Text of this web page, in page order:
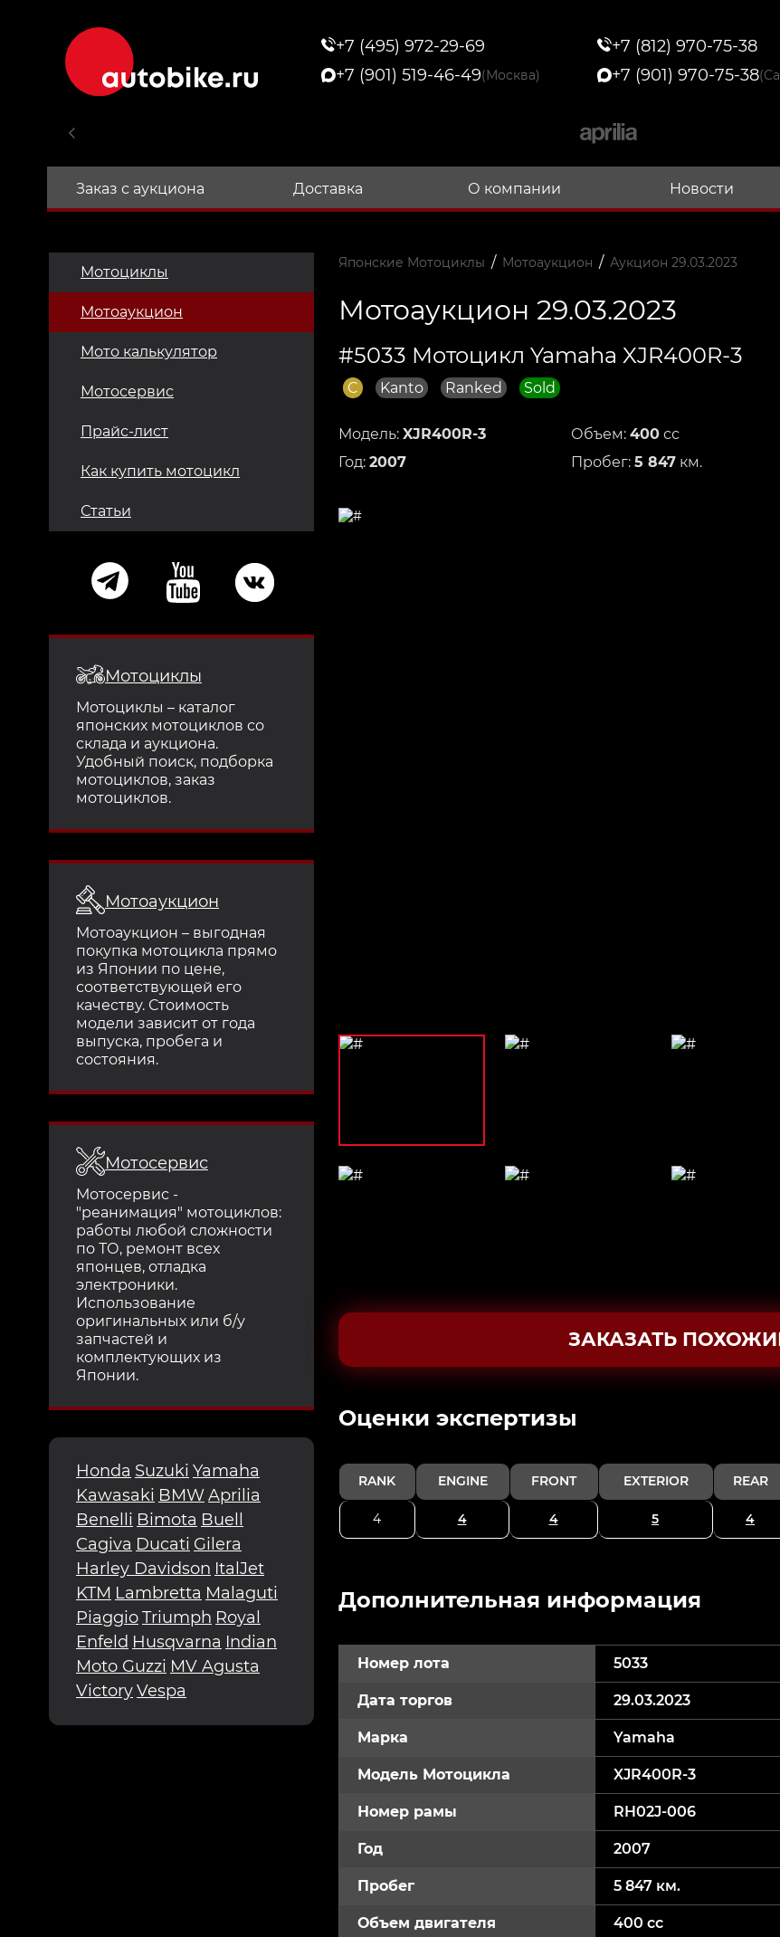
+7 (495) 972-29-69
+7 (901) 519-46-49(Москва)
+7 (812) 970-75-38
+7 (901) 970-75-38
Заказ с аукциона Доставка О компании Новости
Мотоциклы
Мотоаукцион
Мото калькулятор
Мотосервис
Прайс-лист
Как купить мотоцикл
Статьи
Мотоциклы
Мотоциклы – каталог
японских мотоциклов со
склада и аукциона.
Удобный поиск, подборка
мотоциклов, заказ
мотоциклов.
Мотоаукцион
Мотоаукцион – выгодная
покупка мотоцикла прямо
из Японии по цене,
соответствующей его
качеству. Стоимость
модели зависит от года
выпуска, пробега и
состояния.
Мотосервис
Мотосервис -
"реанимация" мотоциклов:
работы любой сложности
по ТО, ремонт всех
японцев, отладка
электроники.
Использование
оригинальных или б/у
запчастей и
комплектующих из
Японии.
Honda Suzuki Yamaha
Kawasaki BMWAprilia
Benelli Bimota Buell
Cagiva Ducati Gilera
Harley Davidson ItalJet
KTM Lambretta Malaguti
PiaggioTriumph Royal
Enfeld Husqvarna Indian
Moto Guzzi MV Agusta
VictoryVespa
Японские Мотоциклы / Мотоаукцион / Аукцион 29.03.2023
Мотоаукцион 29.03.2023
#5033 Мотоцикл Yamaha XJR400R-3
C Kanto Ranked Sold
Модель: XJR400R-3
Год: 2007
Объем: 400 сс
Пробег: 5 847 км.
ЗАКАЗАТЬ
Oценки экспертизы
RANK ENGINE FRONT EXTERIOR REAR
4 4 4 5 4
Дополнительная информация
Номер лота 5033
Дата торгов 29.03.2023
Марка Yamaha
Модель Мотоцикла XJR400R-3
Номер рамы RH02J-006
Год 2007
Пробег 5 847 км.
Объем двигателя 400 cc